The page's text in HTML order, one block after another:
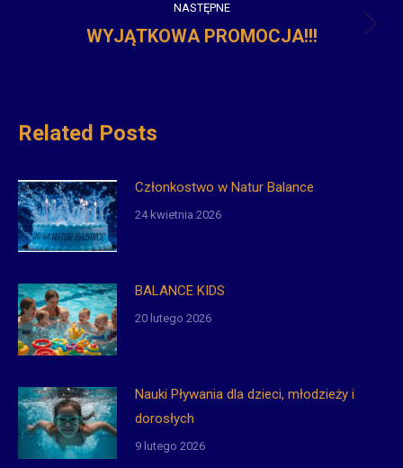
NASTĘPNE
Następny
WYJĄTKOWA PROMOCJA!!!
Related Posts
Członkostwo w Natur Balance
24 kwietnia 2026
BALANCE KIDS
20 lutego 2026
Nauki Pływania dla dzieci, młodzieży i
dorosłych
9 lutego 2026